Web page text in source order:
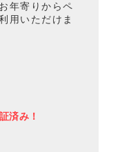
年寄りからペ
用いただけま
済み！